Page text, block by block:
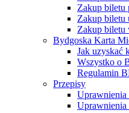
Zakup biletu
Zakup biletu
Zakup biletu
Bydgoska Karta
Jak uzyskać
Wszystko o
Regulamin
Przepisy
Uprawnienia